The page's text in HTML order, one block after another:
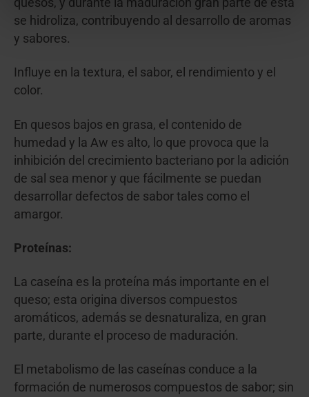
quesos, y durante la maduración gran parte de esta
se hidroliza, contribuyendo al desarrollo de aromas
y sabores.
Influye en la textura, el sabor, el rendimiento y el
color.
En quesos bajos en grasa, el contenido de
humedad y la Aw es alto, lo que provoca que la
inhibición del crecimiento bacteriano por la adición
de sal sea menor y que fácilmente se puedan
desarrollar defectos de sabor tales como el
amargor.
Proteínas:
La caseína es la proteína más importante en el
queso; esta origina diversos compuestos
aromáticos, además se desnaturaliza, en gran
parte, durante el proceso de maduración.
El metabolismo de las caseínas conduce a la
formación de numerosos compuestos de sabor; sin